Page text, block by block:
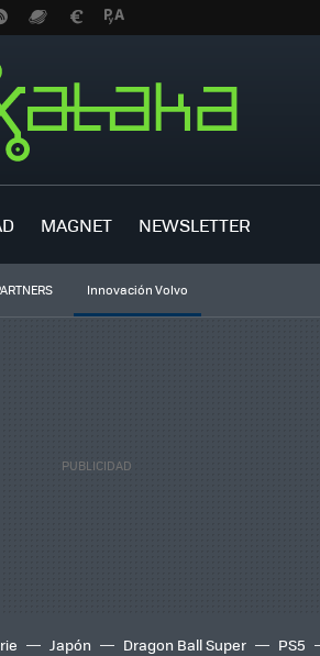
MAGNET NEWSLETTER
Innovación Volvo
Japón Dragon Ball Super PS5